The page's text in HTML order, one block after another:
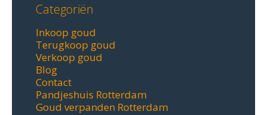
Categoriën
Inkoop goud
Terugkoop goud
Verkoop goud
Blog
Contact
Pandjeshuis Rotterdam
Goud verpanden Rotterdam